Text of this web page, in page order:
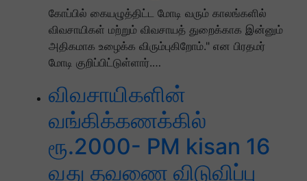
கோப்பில் கையழுத்திட்ட மோடி வரும் காலங்களில்
விவசாயிகள் மற்றும் விவசாயத் துறைக்காக இன்னும்
அதிகமாக உழைக்க விரும்புகிறோம்." என பிரதமர்
மோடி குறிப்பிட்டுள்ளார்.…
விவசாயிகளின்
வங்கிக்கணக்கில்
ரூ.2000- PM kisan 16
வது தவணை விடுவிப்பு